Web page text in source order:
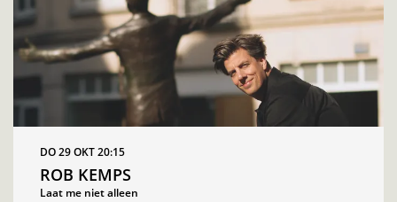
ROB KEMPS
Laat me niet alleen
DO 29 OKT20:15